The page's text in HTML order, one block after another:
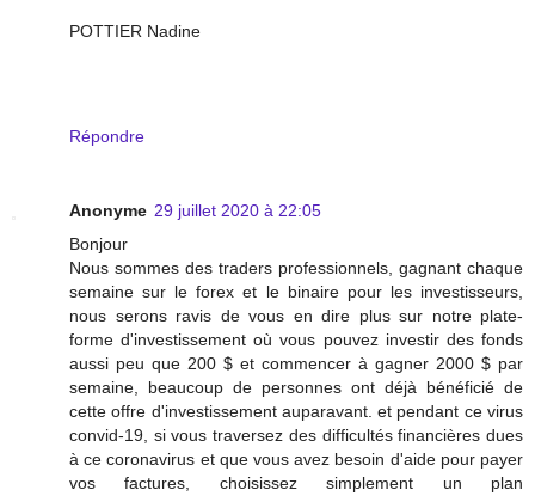
POTTIER Nadine
Répondre
Anonyme 29 juillet 2020 à 22:05
Bonjour
Nous sommes des traders professionnels, gagnant chaque
semaine sur le forex et le binaire pour les investisseurs,
nous serons ravis de vous en dire plus sur notre plate-
forme d'investissement où vous pouvez investir des fonds
aussi peu que 200 $ et commencer à gagner 2000 $ par
semaine, beaucoup de personnes ont déjà bénéficié de
cette offre d'investissement auparavant. et pendant ce virus
convid-19, si vous traversez des difficultés financières dues
à ce coronavirus et que vous avez besoin d'aide pour payer
vos factures, choisissez simplement un plan